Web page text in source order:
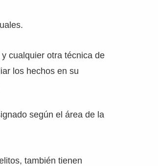
cualquier otra técnica de
los hechos en su
según el área de la
también tienen